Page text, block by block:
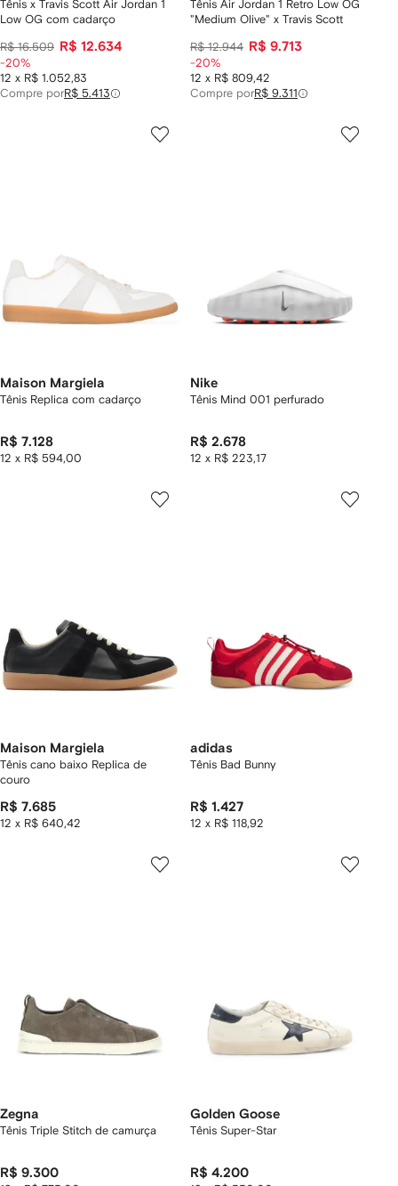
Tênis x Travis Scott Air Jordan 1
Low OG com cadarço
R$ 16.509 R$ 12.634
12 x R$ 1.052,83
-20%
Compre porR$ 5.413
Tênis Air Jordan 1 Retro Low OG
"Medium Olive" x Travis Scott
R$ 12.944 R$ 9.713
12 x R$ 809,42
-20%
Compre porR$ 9.311
Maison Margiela
Tênis Replica com cadarço
R$ 7.128
12 x R$ 594,00
Nike
Tênis Mind 001 perfurado
R$ 2.678
12 x R$ 223,17
Maison Margiela
Tênis cano baixo Replica de
couro
R$ 7.685
12 x R$ 640,42
adidas
Tênis Bad Bunny
R$ 1.427
12 x R$ 118,92
Zegna
Tênis Triple Stitch de camurça
R$ 9.300
Golden Goose
Tênis Super-Star
R$ 4.200